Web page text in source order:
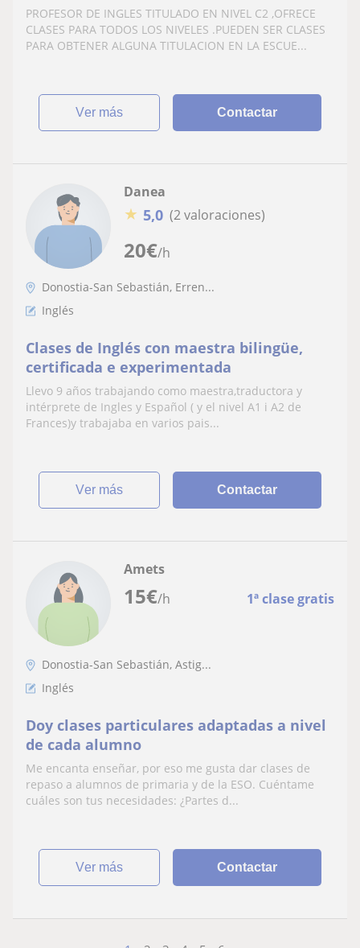
PROFESOR DE INGLES TITULADO EN NIVEL C2 ,OFRECE
CLASES PARA TODOS LOS NIVELES .PUEDEN SER CLASES
PARA OBTENER ALGUNA TITULACION EN LA ESCUE...
ver más Contactar
20€/h
Danea
★ 5,0 (2 valoraciones)
Donostia-San Sebastián, Erren...
Inglés
Clases de Inglés con maestra bilingüe,
certificada e experimentada
Llevo 9 años trabajando como maestra,traductora y
intérprete de Ingles y Español ( y el nivel A1 i A2 de
Frances)y trabajaba en varios pais...
ver más Contactar
15€/h 1ª clase gratis
Amets
Donostia-San Sebastián, Astig...
Inglés
Doy clases particulares adaptadas a nivel
de cada alumno
Me encanta enseñar, por eso me gusta dar clases de
repaso a alumnos de primaria y de la ESO. Cuéntame
cuáles son tus necesidades: ¿Partes d...
ver más Contactar